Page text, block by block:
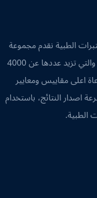
الطبية نقدم مجموعة
متنوعة من الفحوصات والتي تزيد عددها عن 4000
اعلى مقاييس ومعايير
اصدار النتائج، باستخدام
الطبية.